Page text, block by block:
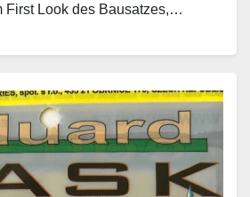
First Look des Bausatzes,…